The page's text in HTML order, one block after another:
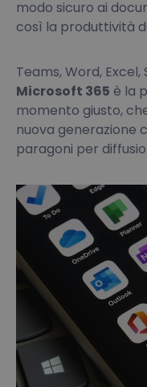
modo sicuro ai
così la produttività
Teams, Word, Excel,
Microsoft 365 è la
momento giusto,
nuova generazione
paragoni per